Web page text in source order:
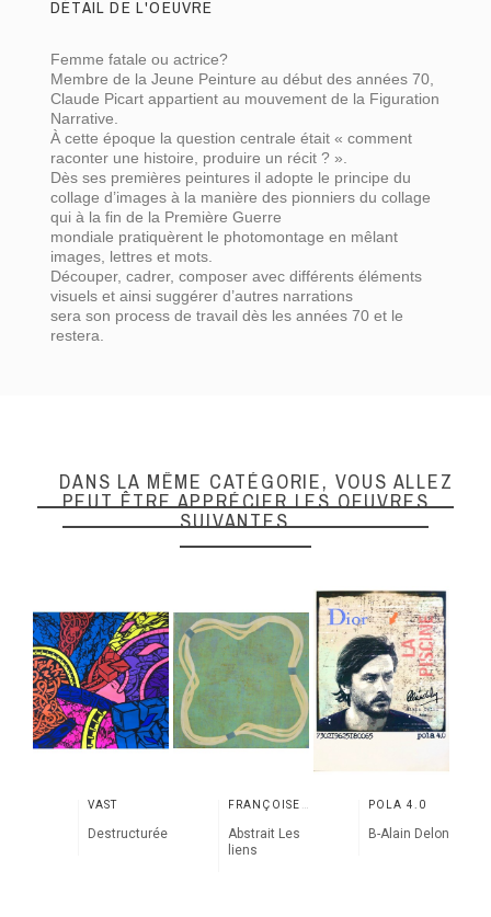
DÉTAIL DE L'OEUVRE
Femme fatale ou actrice?
Membre de la Jeune Peinture au début des années 70,
Claude Picart appartient au mouvement de la Figuration
Narrative.
À cette époque la question centrale était « comment
raconter une histoire, produire un récit ? ».
Dès ses premières peintures il adopte le principe du
collage d’images à la manière des pionniers du collage
qui à la fin de la Première Guerre
mondiale pratiquèrent le photomontage en mêlant
images, lettres et mots.
Découper, cadrer, composer avec différents éléments
visuels et ainsi suggérer d’autres narrations
sera son process de travail dès les années 70 et le
restera.
Hauteur (cm) 65
Largeur (cm) 65
Techniques Peinture acrylique
DANS LA MÊME CATÉGORIE, VOUS ALLEZ
PEUT ÊTRE APPRÉCIER LES OEUVRES
SUIVANTES
VAST
Destructurée
Abstrait Les
liens
POLA 4.0
B-Alain Delon